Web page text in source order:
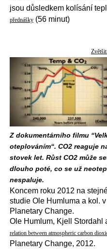
jsou důsledkem kolísání
přednášky (56 minut)
Z dokumentárního filmu
oteplováním“. CO2 reaguje
stovek let. Růst CO2 může
dlouho poté, co se už
nespaluje.
Koncem roku 2012 na
studie Ole Humluma a kol.
Planetary Change.
Ole Humlum, Kjell Stordahl
relation between atmospheric carbon
Planetary Change, 2012.